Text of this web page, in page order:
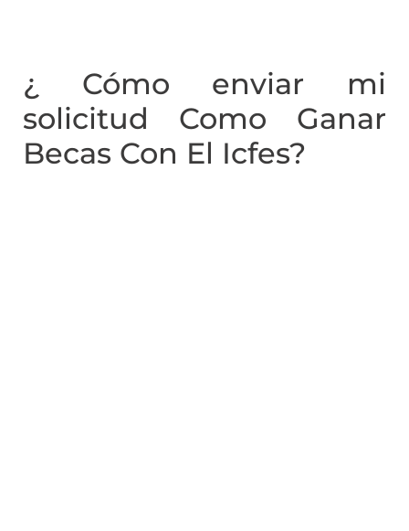
¿ Cómo enviar mi
solicitud Como Ganar
Becas Con El Icfes?